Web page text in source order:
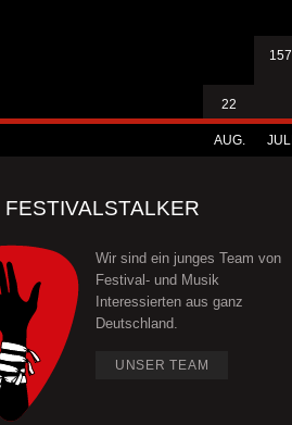
22
AUG.
157
JULI
FESTIVALSTALKER
Wir sind ein junges Team von
Festival- und Musik
Interessierten aus ganz
Deutschland.
UNSER TEAM